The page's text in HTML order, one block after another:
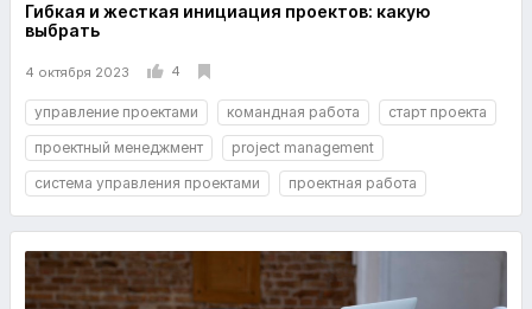
Гибкая и жесткая инициация проектов: какую
выбрать
4 октября 2023 4
управление проектами командная работа
старт проекта
проектный менеджмент
project management
система управления проектами
проектная работа